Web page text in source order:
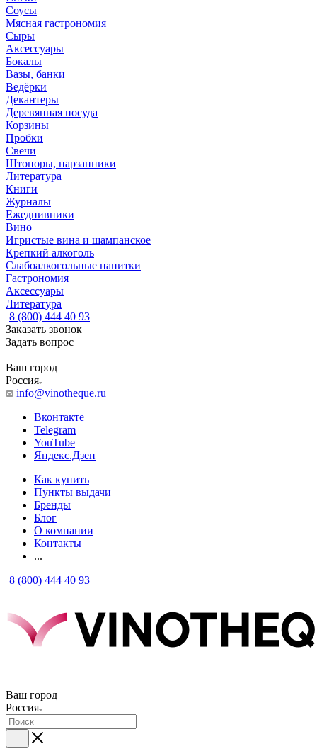
Соусы
Мясная гастрономия
Сыры
Аксессуары
Бокалы
Вазы, банки
Ведёрки
Декантеры
Деревянная посуда
Корзины
Пробки
Свечи
Штопоры, нарзанники
Литература
Книги
Журналы
Ежеднивники
Вино
Игристые вина и шампанское
Крепкий алкоголь
Слабоалкогольные напитки
Гастрономия
Аксессуары
Литература
8 (800) 444 40 93
Заказать звонок
Задать вопрос
Ваш город
Россия
info@vinotheque.ru
Вконтакте
Telegram
YouTube
Яндекс.Дзен
Как купить
Пункты выдачи
Бренды
Блог
О компании
Контакты
...
8 (800) 444 40 93
Ваш город
Россия